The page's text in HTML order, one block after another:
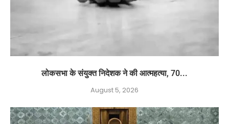
लोकसभा के संयुक्त निदेशक ने की आत्महत्या, 70...
August 5, 2026